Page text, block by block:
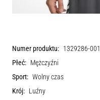
Numer produktu: 1329286-001
Płeć: Mężczyźni
Sport: Wolny czas
Krój: Luźny